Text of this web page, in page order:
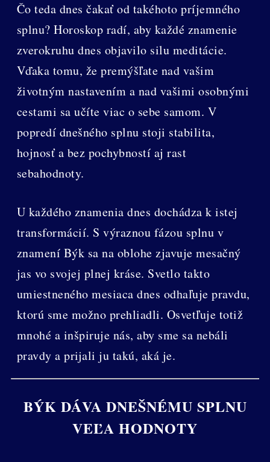
Čo teda dnes čakať od takéhoto príjemného
splnu? Horoskop radí, aby každé znamenie
zverokruhu dnes objavilo silu meditácie.
Vďaka tomu, že premýšľate nad vašim
životným nastavením a nad vašimi osobnými
cestami sa učíte viac o sebe samom. V
popredí dnešného splnu stoji stabilita,
hojnosť a bez pochybností aj rast
sebahodnoty.
U každého znamenia dnes dochádza k istej
transformácií. S výraznou fázou splnu v
znamení Býk sa na oblohe zjavuje mesačný
jas vo svojej plnej kráse. Svetlo takto
umiestneného mesiaca dnes odhaľuje pravdu,
ktorú sme možno prehliadli. Osvetľuje totiž
mnohé a inšpiruje nás, aby sme sa nebáli
pravdy a prijali ju takú, aká je.
BÝK DÁVA DNEŠNÉMU SPLNU
VEĽA HODNOTY